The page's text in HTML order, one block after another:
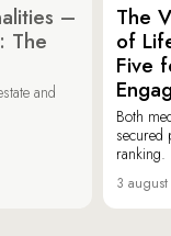
–
The
and
The
of
Five
Both
secured
ranking.
3